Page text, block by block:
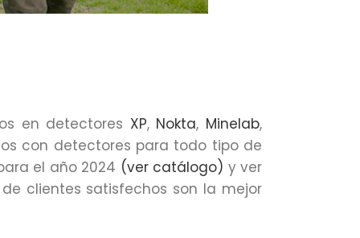
en detectores XP, Nokta, Minelab,
con detectores para todo tipo de
el año 2024 (ver catálogo) y ver
clientes satisfechos son la mejor